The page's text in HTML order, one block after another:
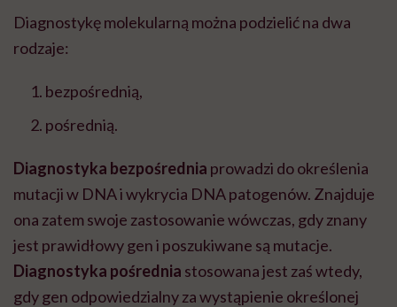
Diagnostykę molekularną można podzielić na dwa
rodzaje:
bezpośrednią,
pośrednią.
Diagnostyka bezpośrednia prowadzi do określenia
mutacji w DNA i wykrycia DNA patogenów. Znajduje
ona zatem swoje zastosowanie wówczas, gdy znany
jest prawidłowy gen i poszukiwane są mutacje.
Diagnostyka pośrednia stosowana jest zaś wtedy,
gdy gen odpowiedzialny za wystąpienie określonej